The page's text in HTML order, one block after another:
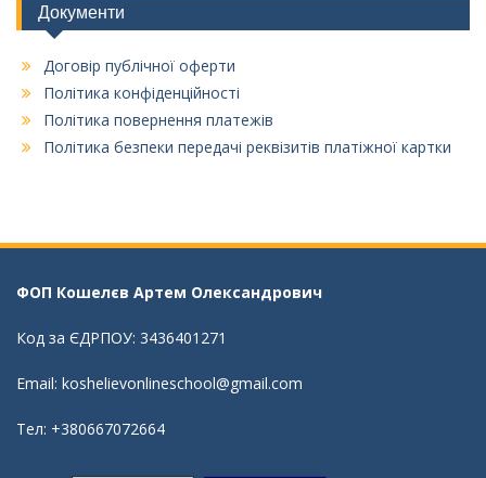
Документи
Договір публічної оферти
Політика конфіденційності
Політика повернення платежів
Політика безпеки передачі реквізитів платіжної картки
ФОП Кошелєв Aртем Олександрович
Код за ЄДРПОУ: 3436401271
Email: koshelievonlineschool@gmail.com
Тел: +380667072664